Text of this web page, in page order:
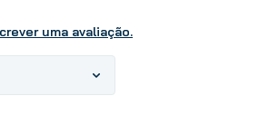
uma avaliação.